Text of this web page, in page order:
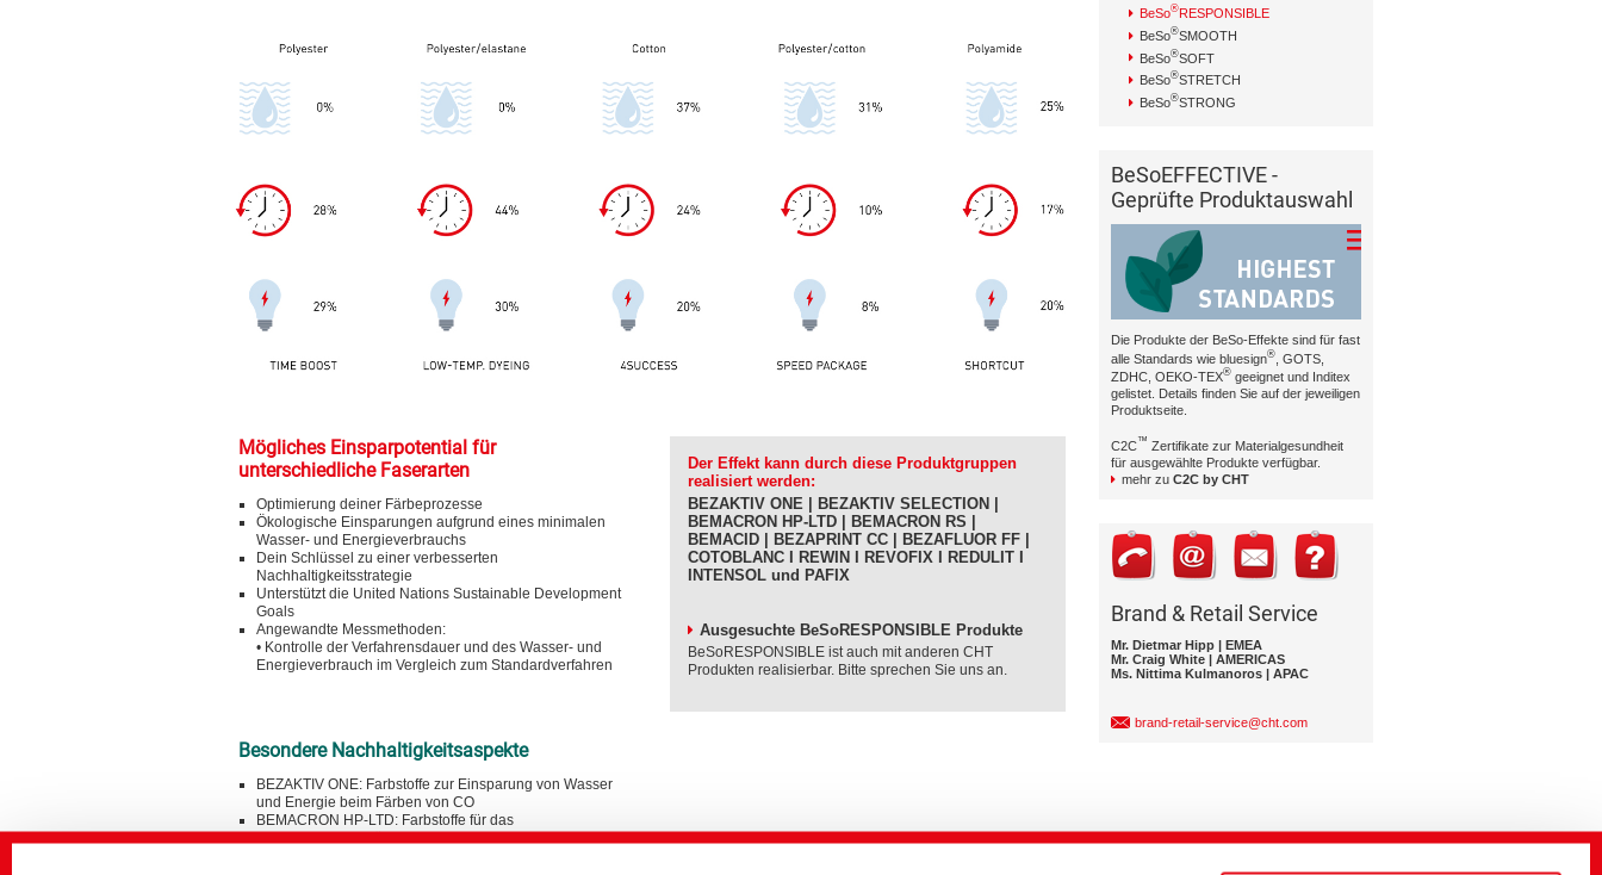
Mögliches Einsparpotential für
unterschiedliche Faserarten
Optimierung deiner Färbeprozesse
Ökologische Einsparungen aufgrund eines minimalen
Wasser- und Energieverbrauchs
Dein Schlüssel zu einer verbesserten
Nachhaltigkeitsstrategie
Unterstützt die United Nations Sustainable Development
Goals
Angewandte Messmethoden:
• Kontrolle der Verfahrensdauer und des Wasser- und
Energieverbrauch im Vergleich zum Standardverfahren
Der Effekt kann durch diese Produktgruppen
realisiert werden:
BEZAKTIV ONE | BEZAKTIV SELECTION |
BEMACRON HP-LTD | BEMACRON RS |
BEMACID | BEZAPRINT CC | BEZAFLUOR FF |
COTOBLANC I REWIN I REVOFIX I REDULIT I
INTENSOL und PAFIX
Ausgesuchte BeSoRESPONSIBLE Produkte
BeSoRESPONSIBLE ist auch mit anderen CHT
Produkten realisierbar. Bitte sprechen Sie uns an.
Besondere Nachhaltigkeitsaspekte
BEZAKTIV ONE: Farbstoffe zur Einsparung von Wasser
und Energie beim Färben von CO
BEMACRON HP-LTD: Farbstoffe für das
BeSo®RESPONSIBLE
BeSo®SMOOTH
BeSo®SOFT
BeSo®STRETCH
BeSo®STRONG
BeSoEFFECTIVE -
Geprüfte Produktauswahl
Die Produkte der BeSo-Effekte sind für fast
alle Standards wie bluesign® , GOTS,
ZDHC, OEKO-TEX® geeignet und Inditex
gelistet. Details finden Sie auf der jeweiligen
Produktseite.
C2C™ Zertifikate zur Materialgesundheit
für ausgewählte Produkte verfügbar.
mehr zu C2C by CHT
Brand & Retail Service
Mr. Dietmar Hipp | EMEA
Mr. Craig White | AMERICAS
Ms. Nittima Kulmanoros | APAC
brand-retail-service@cht.com